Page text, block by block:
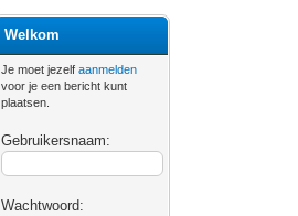
Welkom
Je moet jezelfaanmelden
voor je een bericht kunt
plaatsen.
Gebruikersnaam:
Wachtwoord: